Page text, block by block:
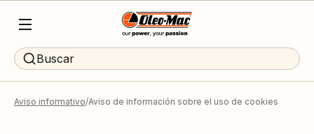
Buscar
Aviso informativo Aviso de información sobre el uso de cookies